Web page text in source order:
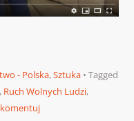
- Polska,Sztuka
Tagged
Ruch Wolnych Ludzi,